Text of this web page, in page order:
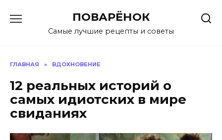
содержанию
ПОВАРЁНОК
Самые лучшие рецепты и советы
ГЛАВНАЯ » ВДОХНОВЕНИЕ
12 реальных историй о
самых идиотских в мире
свиданиях